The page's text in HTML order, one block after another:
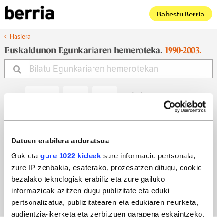
Datuen erabilera arduratsua
Guk eta gure 1022 kideek sure informacio pertsonala,
zure IP zenbakia, esaterako, prozesatzen ditugu, cookie
bezalako teknologiak erabiliz eta zure gailuko
informazioak azitzen dugu publizitate eta eduki
pertsonalizatua, publizitatearen eta edukiaren neurketa,
audientzia-ikerketa eta zerbitzuen garapena eskaintzeko.
Babestu Berria
Hasiera
Euskaldunon Egunkariaren hemeroteka. 1990-2003.
Noiztik
Noiz arte
Bilatu egun bateko edizioa